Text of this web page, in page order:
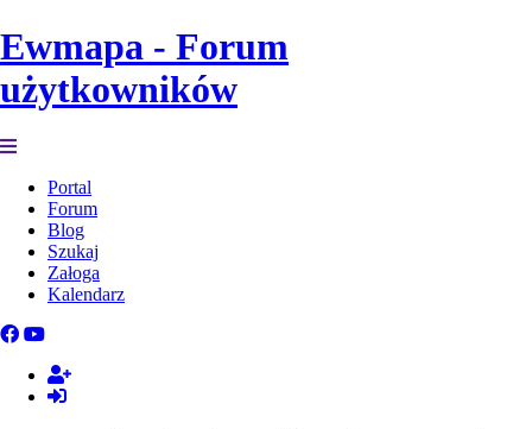
Ewmapa - Forum
użytkowników
Portal
Forum
Blog
Szukaj
Załoga
Kalendarz